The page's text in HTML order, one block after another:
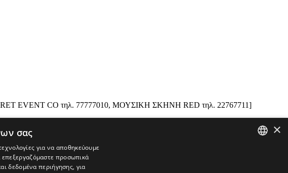
EVENT CO τηλ. 77777010, ΜΟΥΣΙΚΗ ΣΚΗΝΗ RED τηλ. 22767711]
×
σας
για να αποθηκεύουμε
προσωπικά
δεδομένα περιήγησης, για